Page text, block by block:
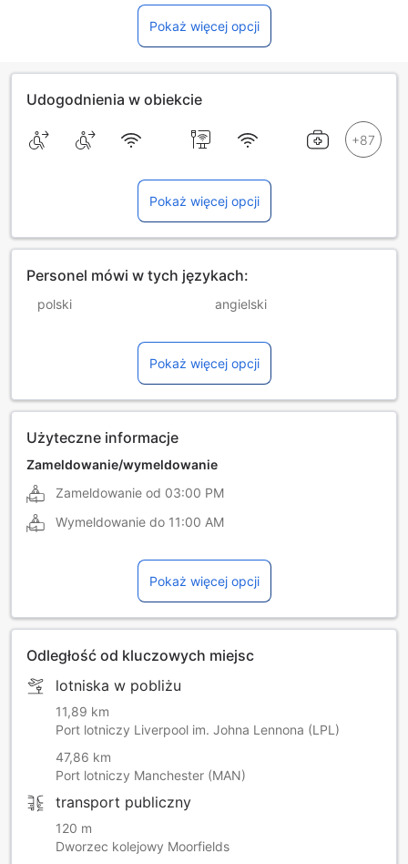
Pokaż więcej opcji
Udogodnienia w obiekcie
Pokaż więcej opcji
Personel mówi w tych językach:
polski angielski
hiszpański
malajski portugalski
Pokaż więcej opcji
Użyteczne informacje
Zameldowanie/wymeldowanie
Zameldowanie od 03:00 PM
Wymeldowanie do 11:00 AM
Pokaż więcej opcji
Odległość od kluczowych miejsc
lotniska w pobliżu
11,89 km
Port lotniczy Liverpool im. Johna Lennona (LPL)
47,86 km
Port lotniczy Manchester (MAN)
transport publiczny
120 m
Dworzec kolejowy Moorfields